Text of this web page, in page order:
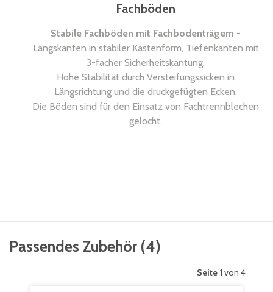
Fachböden
Stabile Fachböden mit Fachbodenträgern -
Längskanten in stabiler Kastenform, Tiefenkanten mit
3-facher Sicherheitskantung.
Hohe Stabilität durch Versteifungssicken in
Längsrichtung und die druckgefügten Ecken.
Die Böden sind für den Einsatz von Fachtrennblechen
gelocht.
Passendes Zubehör (4)
Seite 1 von 4